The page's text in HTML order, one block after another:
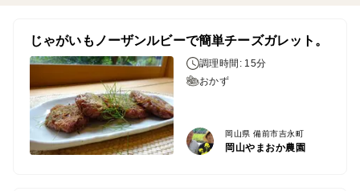
じゃがいもノーザンルビーで簡単チーズガレット。
調理時間: 15分
おかず
岡山県 備前市吉永町
岡山やまおか農園